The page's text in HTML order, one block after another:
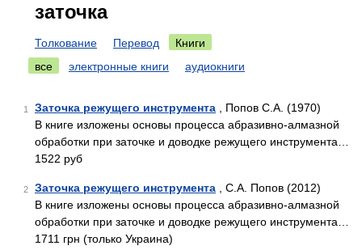
заточка
Толкование Перевод
Книги
все
электронные книги аудиокниги
1 Заточка режущего инструмента , Попов С.А. (1970)
В книге изложены основы процесса абразивно-алмазной
обработки при заточке и доводке режущего инструмента…
1522 руб
2 Заточка режущего инструмента , С.А. Попов (2012)
В книге изложены основы процесса абразивно-алмазной
обработки при заточке и доводке режущего инструмента…
1711 грн (только Украина)